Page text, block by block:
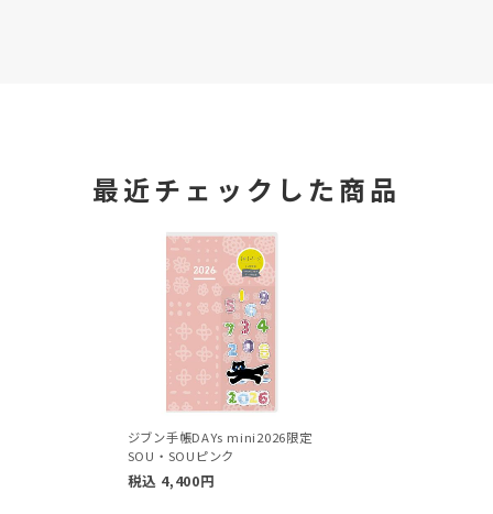
最近チェックした商品
ジブン手帳DAYs mini2026限定
SOU・SOUピンク
税込 4,400円